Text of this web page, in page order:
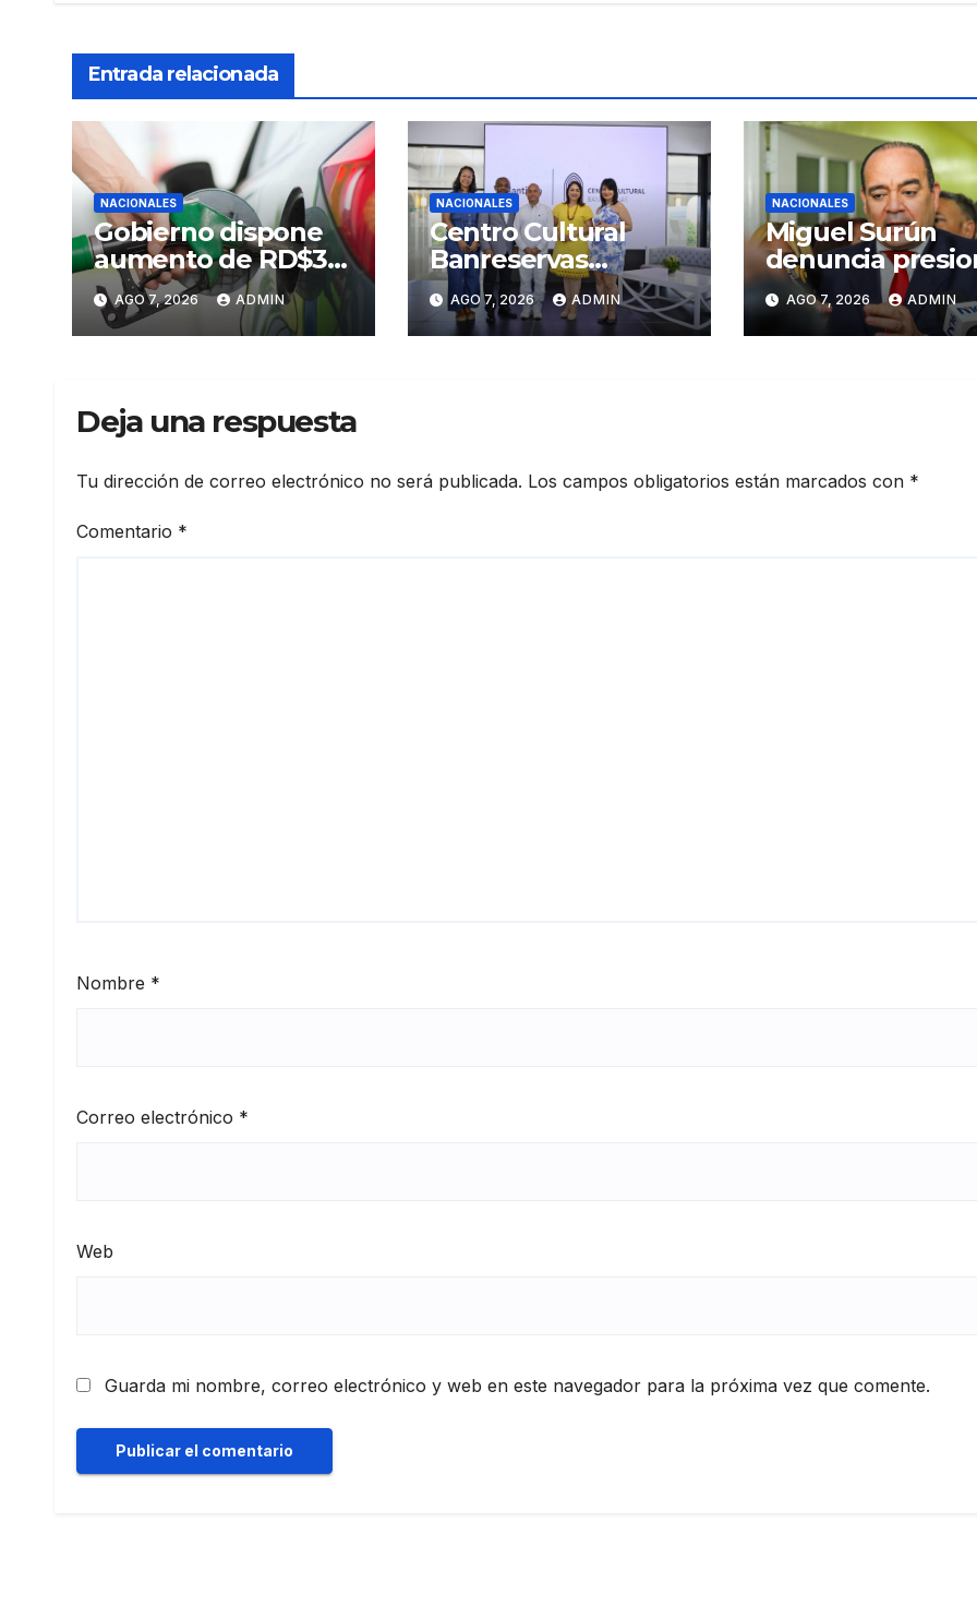
Entrada relacionada
NACIONALES
Gobierno dispone
aumento de RD$3
pesos a gasolinas
premium y regular
AGO 7, 2026 ADMIN
NACIONALES
Centro Cultural
Banreservas
Santiago inaugura
Primer Congreso de
Artesanos de
AGO 7, 2026 ADMIN
NACIONALES
Miguel Surún
denuncia
sobre jueces de
Suprema Corte
Justicia
AGO 7, 2026 ADMIN
Deja una respuesta
Tu dirección de correo electrónico no será publicada. Los campos obligatorios están marcados con *
Comentario *
Nombre *
Correo electrónico *
Web
Guarda mi nombre, correo electrónico y web en este navegador para la próxima vez que comente.